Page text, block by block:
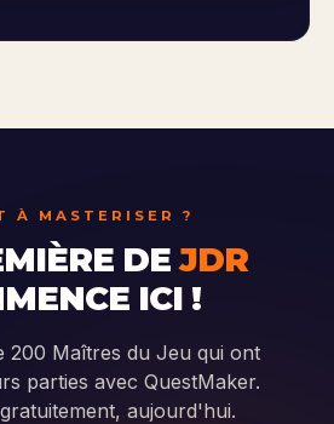
À MASTERISER ?
DEJDR
ICI !
200 Maîtres du Jeu qui ont
parties avec QuestMaker.
aujourd'hui.